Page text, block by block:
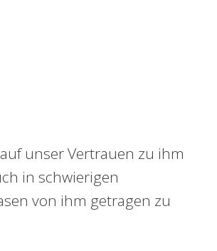
unser Vertrauen zu ihm
in schwierigen
von ihm getragen zu